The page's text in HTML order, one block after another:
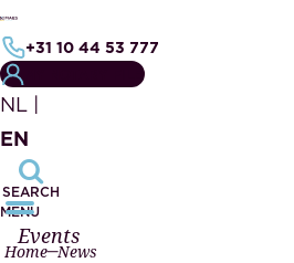
+31 10 44 53 777
NL |
EN
SEARCH
MENU
Home News
Events